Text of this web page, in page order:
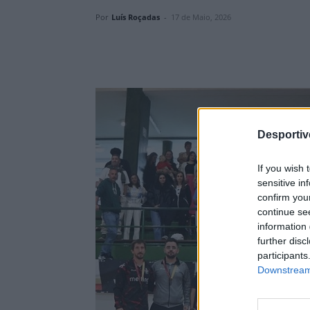
If you wish
sensitive
confirm
continue
information
further
Por Luís Roçadas - 17 de Maio, 2026